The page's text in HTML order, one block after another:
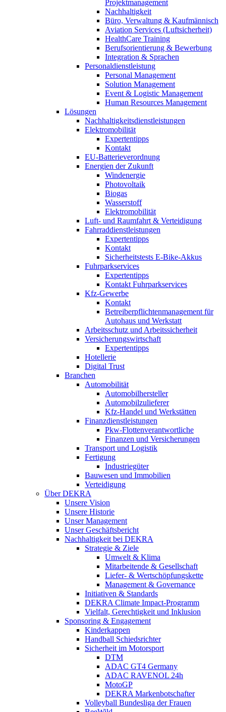
Projektmanagement
Nachhaltigkeit
Büro, Verwaltung & Kaufmännisch
Aviation Services (Luftsicherheit)
HealthCare Training
Berufsorientierung & Bewerbung
Integration & Sprachen
Personaldienstleistung
Personal Management
Solution Management
Event & Logistic Management
Human Resources Management
Lösungen
Nachhaltigkeitsdienstleistungen
Elektromobilität
Expertentipps
Kontakt
EU-Batterieverordnung
Energien der Zukunft
Windenergie
Photovoltaik
Biogas
Wasserstoff
Elektromobilität
Luft- und Raumfahrt & Verteidigung
Fahrraddienstleistungen
Expertentipps
Kontakt
Sicherheitstests E-Bike-Akkus
Fuhrparkservices
Expertentipps
Kontakt Fuhrparkservices
Kfz-Gewerbe
Kontakt
Betreiberpflichtenmanagement für
Autohaus und Werkstatt
Arbeitsschutz und Arbeitssicherheit
Versicherungswirtschaft
Expertentipps
Hotellerie
Digital Trust
Branchen
Automobilität
Automobilhersteller
Automobilzulieferer
Kfz-Handel und Werkstätten
Finanzdienstleistungen
Pkw‑Flottenverantwortliche
Finanzen und Versicherungen
Transport und Logistik
Fertigung
Industriegüter
Bauwesen und Immobilien
Verteidigung
Über DEKRA
Unsere Vision
Unsere Historie
Unser Management
Unser Geschäftsbericht
Nachhaltigkeit bei DEKRA
Strategie & Ziele
Umwelt & Klima
Mitarbeitende & Gesellschaft
Liefer- & Wertschöpfungskette
Management & Governance
Initiativen & Standards
DEKRA Climate Impact-Programm
Vielfalt, Gerechtigkeit und Inklusion​
Sponsoring & Engagement
Kinderkappen
Handball Schiedsrichter
Sicherheit im Motorsport
DTM
ADAC GT4 Germany
ADAC RAVENOL 24h
MotoGP
DEKRA Markenbotschafter
Volleyball Bundesliga der Frauen